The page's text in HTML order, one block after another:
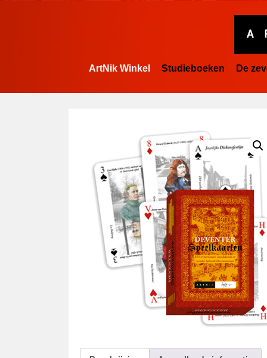
ArtNik Winkel Studieboeken De